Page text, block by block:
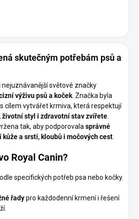
skutečným potřebám psů a
světové značky
výživu psů a koček . Značka byla
cílem vytvářet krmiva, která respektují
životní styl i zdravotní stav zvířete
tak, aby podporovala správné
a srsti, kloubů i močových cest
Royal Canin?
specifických potřeb psa nebo kočky.
řadypro každodenní krmení i řešení